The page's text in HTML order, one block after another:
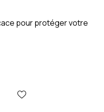
pour protéger votre